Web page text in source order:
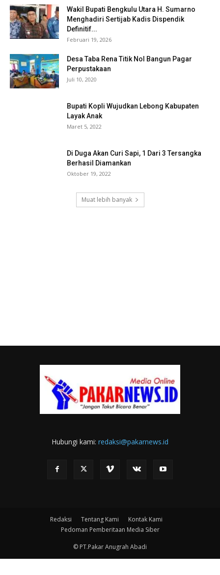
Wakil Bupati Bengkulu Utara H. Sumarno
Menghadiri Sertijab Kadis Dispendik
Definitif...
Februari 19, 2026
Desa Taba Rena Titik Nol Bangun Pagar
Perpustakaan
Juli 10, 2020
Bupati Kopli Wujudkan Lebong Kabupaten
Layak Anak
Maret 5, 2022
Di Duga Akan Curi Sapi, 1 Dari 3 Tersangka
Berhasil Diamankan
Oktober 19, 2022
Muat lebih banyak
Hubungi kami: redaksi@pakarnews.id
Redaksi Tentang Kami
Kontak Kami
Pedoman Pemberitaan Media Siber
© PT.Pakar Anugrah Abadi